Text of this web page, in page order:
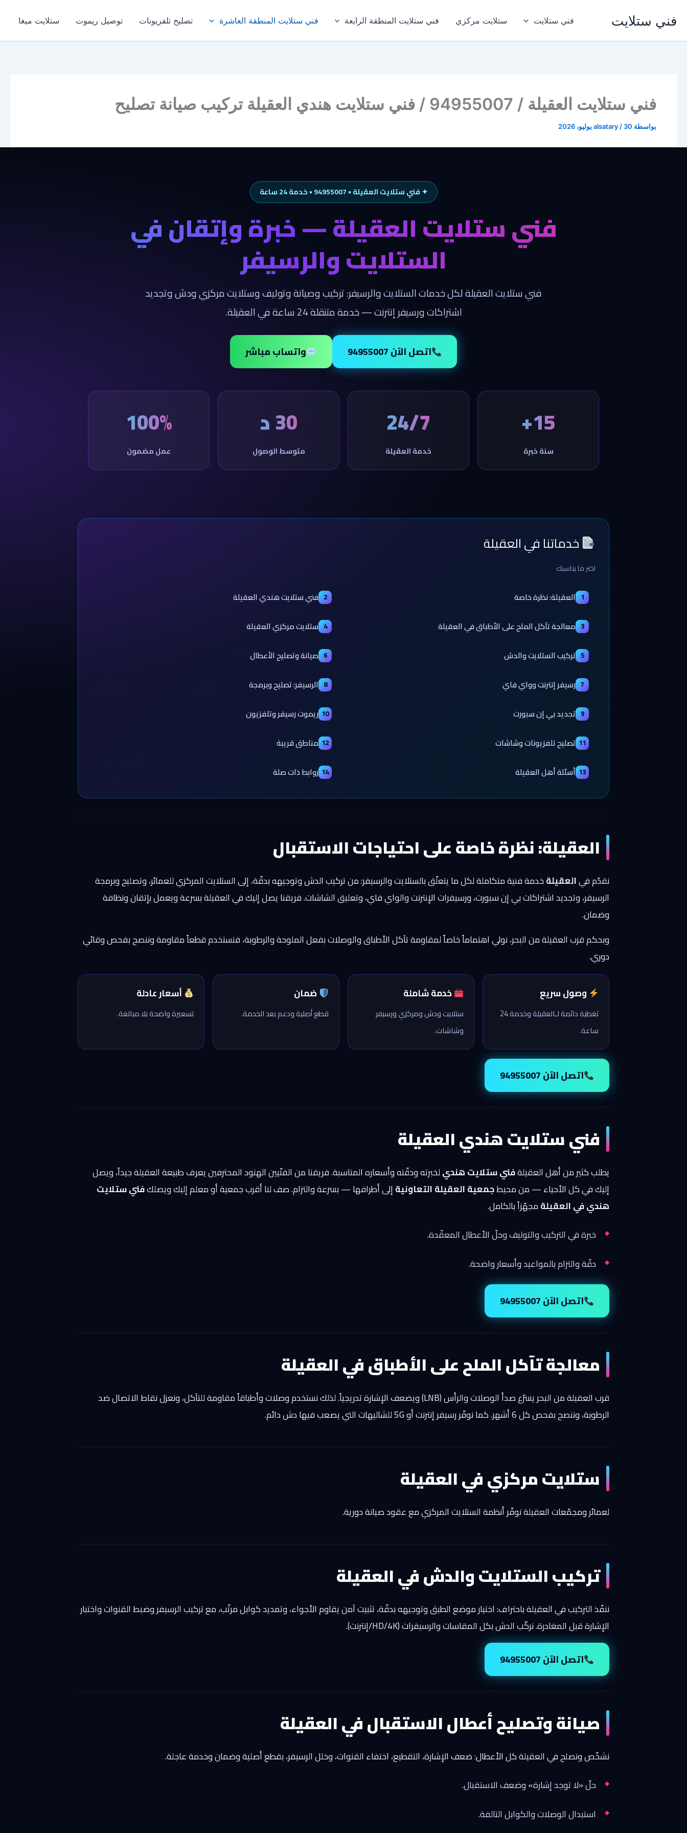
فني ستلايت فني ستلايت ستلايت مركزي فني ستلايت المنطقة الرابعة فني ستلايت المنطقة العاشرة تصليح تلفزيونات توصيل ريموت ستلايت ميغا
فني ستلايت العقيلة / 94955007 / فني ستلايت هندي العقيلة تركيب صيانة تصليح
بواسطة alsatary / 30 يوليو، 2026
✦ فني ستلايت العقيلة • 94955007 • خدمة 24 ساعة
فني ستلايت العقيلة — خبرة وإتقان في
الستلايت والرسيفر
فني ستلايت العقيلة لكل خدمات الستلايت والرسيفر: تركيب وصيانة وتوليف وستلايت مركزي ودش وتجديد
اشتراكات ورسيفر إنترنت — خدمة متنقلة 24 ساعة في العقيلة.
اتصل الآن 94955007 واتساب مباشر
15+
سنة خبرة
24/7
خدمة العقيلة
30 د
متوسط الوصول
100%
عمل مضمون
خدماتنا في العقيلة
اختر ما يناسبك
1 العقيلة: نظرة خاصة 2 فني ستلايت هندي العقيلة
3 معالجة تآكل الملح على الأطباق في العقيلة 4 ستلايت مركزي العقيلة
5 تركيب الستلايت والدش 6 صيانة وتصليح الأعطال
7 رسيفر إنترنت وواي فاي 8 الرسيفر: تصليح وبرمجة
9 تجديد بي إن سبورت 10 ريموت رسيفر وتلفزيون
11 تصليح تلفزيونات وشاشات 12 مناطق قريبة
13 أسئلة أهل العقيلة 14 روابط ذات صلة
العقيلة: نظرة خاصة على احتياجات الاستقبال
نقدّم فيالعقيلةخدمة فنية متكاملة لكل ما يتعلّق بالستلايت والرسيفر: من تركيب الدش وتوجيهه بدقّة، إلى الستلايت المركزي للعمائر، وتصليح وبرمجة
الرسيفر، وتجديد اشتراكات بي إن سبورت، ورسيفرات الإنترنت والواي فاي، وتعليق الشاشات. فريقنا يصل إليك في العقيلة بسرعة ويعمل بإتقان ونظافة
وضمان.
وبحكم قرب العقيلة من البحر، نولي اهتماماً خاصاً لمقاومة تآكل الأطباق والوصلات بفعل الملوحة والرطوبة، فنستخدم قطعاً مقاومة وننصح بفحص وقائي
دوري.
وصول سريع
تغطية دائمة لـالعقيلة وخدمة 24
ساعة.
خدمة شاملة
ستلايت ودش ومركزي ورسيفر
وشاشات.
ضمان
قطع أصلية ودعم بعد الخدمة.
أسعار عادلة
تسعيرة واضحة بلا مبالغة.
اتصل الآن 94955007
فني ستلايت هندي العقيلة
يطلب كثير من أهل العقيلةفني ستلايت هنديلخبرته ودقّته وأسعاره المناسبة. فريقنا من الفنّيين الهنود المحترفين يعرف طبيعة العقيلة جيداً، ويصل
إليك في كل الأحياء — من محيطجمعية العقيلة التعاونيةإلى أطرافها — بسرعة والتزام. صف لنا أقرب جمعية أو معلم إليك ويصلكفني ستلايت
هندي في العقيلةمجهّزاً بالكامل.
خبرة في التركيب والتوليف وحلّ الأعطال المعقّدة.
دقّة والتزام بالمواعيد وأسعار واضحة.
اتصل الآن 94955007
معالجة تآكل الملح على الأطباق في العقيلة
قرب العقيلة من البحر يسرّع صدأ الوصلات والرأس (LNB) ويضعف الإشارة تدريجياً. لذلك نستخدم وصلات وأطباقاً مقاومة للتآكل، ونعزل نقاط الاتصال ضد
الرطوبة، وننصح بفحص كل 6 أشهر. كما نوفّر رسيفر إنترنت أو 5G للشاليهات التي يصعب فيها دش دائم.
ستلايت مركزي في العقيلة
لعمائر ومجمّعات العقيلة نوفّر أنظمة الستلايت المركزي مع عقود صيانة دورية.
تركيب الستلايت والدش في العقيلة
ننفّذ التركيب في العقيلة باحتراف: اختيار موضع الطبق وتوجيهه بدقّة، تثبيت آمن يقاوم الأجواء، وتمديد كوابل مرتّب، مع تركيب الرسيفر وضبط القنوات واختبار
الإشارة قبل المغادرة. نركّب الدش بكل المقاسات والرسيفرات (HD/4K/إنترنت).
اتصل الآن 94955007
صيانة وتصليح أعطال الاستقبال في العقيلة
نشخّص ونصلح في العقيلة كل الأعطال: ضعف الإشارة، التقطيع، اختفاء القنوات، وخلل الرسيفر، بقطع أصلية وضمان وخدمة عاجلة.
حلّ «لا توجد إشارة» وضعف الاستقبال.
استبدال الوصلات والكوابل التالفة.